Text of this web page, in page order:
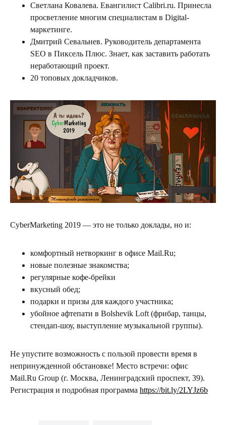
Светлана Ковалева. Евангилист Calibri.ru. Принесла
просветление многим специалистам в Digital-
маркетинге.
Дмитрий Севальнев. Руководитель департамента
SEO в Пиксель Плюс. Знает, как заставить работать
неработающий проект.
20 топовых докладчиков.
CyberMarketing 2019 — это не только доклады, но и:
комфортный нетворкинг в офисе Mail.Ru;
новые полезные знакомства;
регулярные кофе-брейки
вкусный обед;
подарки и призы для каждого участника;
убойное афтепати в Bolshevik Loft (фрибар, танцы,
стендап-шоу, выступление музыкальной группы).
Не упустите возможность с пользой провести время в
непринужденной обстановке! Место встречи: офис
Mail.Ru Group (г. Москва, Ленинградский проспект, 39).
Регистрация и подробная программа https://bit.ly/2LYJz6b